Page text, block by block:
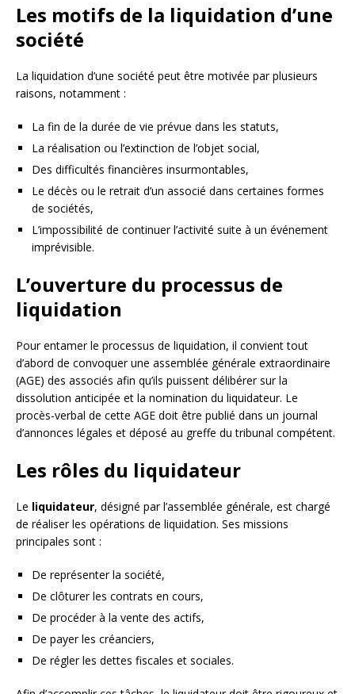
Les motifs de la liquidation d’une
société
La liquidation d’une société peut être motivée par plusieurs
raisons, notamment :
La fin de la durée de vie prévue dans les statuts,
La réalisation ou l’extinction de l’objet social,
Des difficultés financières insurmontables,
Le décès ou le retrait d’un associé dans certaines formes
de sociétés,
L’impossibilité de continuer l’activité suite à un événement
imprévisible.
L’ouverture du processus de
liquidation
Pour entamer le processus de liquidation, il convient tout
d’abord de convoquer une assemblée générale extraordinaire
(AGE) des associés afin qu’ils puissent délibérer sur la
dissolution anticipée et la nomination du liquidateur. Le
procès-verbal de cette AGE doit être publié dans un journal
d’annonces légales et déposé au greffe du tribunal compétent.
Les rôles du liquidateur
Le liquidateur, désigné par l’assemblée générale, est chargé
de réaliser les opérations de liquidation. Ses missions
principales sont :
De représenter la société,
De clôturer les contrats en cours,
De procéder à la vente des actifs,
De payer les créanciers,
De régler les dettes fiscales et sociales.